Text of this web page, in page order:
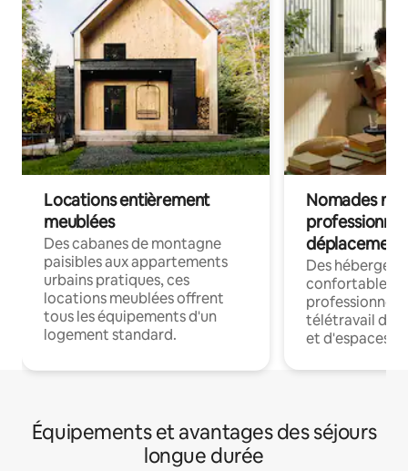
Locations entièrement
meublées
Des cabanes de montagne
paisibles aux appartements
urbains pratiques, ces
locations meublées offrent
tous les équipements d'un
logement standard.
Nomades
déplacement
Des
confortables
professionnels
télétravail
et d'espaces
Équipements et avantages des séjours
longue durée